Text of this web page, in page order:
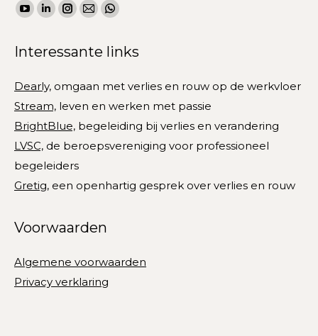
Vind ons op:
YouTube
opens
new
window
Linkedin
opens
new
window
Instagram
opens
new
window
Mail
opens
new
window
WhatsApp
opens
new
window
Interessante links
Dearly, omgaan met verlies en rouw op de werkvloer
Stream, leven en werken met passie
BrightBlue, begeleiding bij verlies en verandering
LVSC, de beroepsvereniging voor professioneel
begeleiders
Gretig, een openhartig gesprek over verlies en rouw
Voorwaarden
Algemene voorwaarden
Privacy verklaring